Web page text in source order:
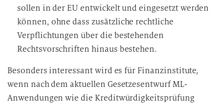
sollen in der EU entwickelt und eingesetzt werden
können, ohne dass zusätzliche rechtliche
Verpflichtungen über die bestehenden
Rechtsvorschriften hinaus bestehen.
Besonders interessant wird es für Finanzinstitute,
wenn nach dem aktuellen Gesetzesentwurf ML-
Anwendungen wie die Kreditwürdigkeitsprüfung